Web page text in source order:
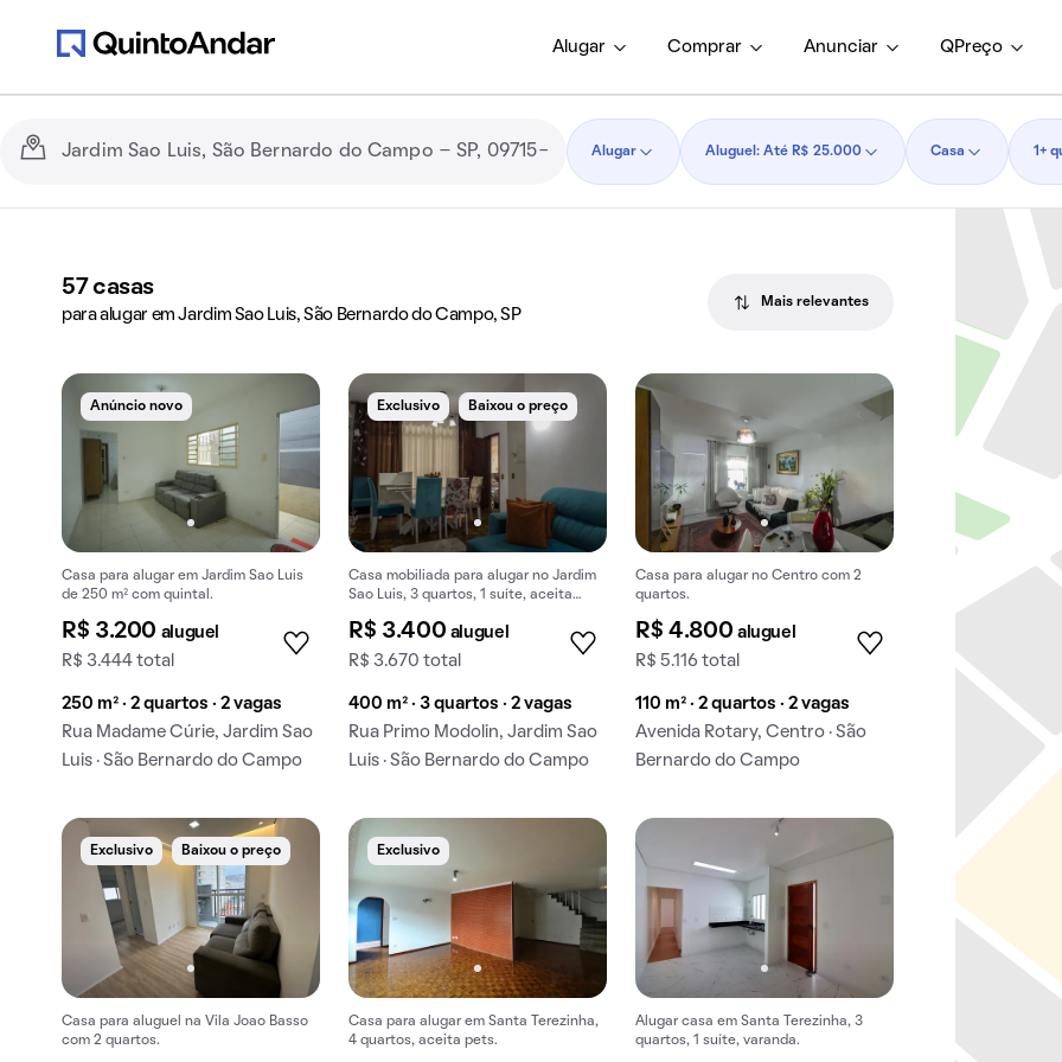
Alugar Comprar Anunciar QPreço
Alugar Aluguel: Até R$ 25.000 Casa 1+
57 casas
para alugar em Jardim Sao Luis, São Bernardo do Campo, SP
Mais relevantes
Anúncio novo
Casa para alugar em Jardim Sao Luis
de 250 m² com quintal.
R$ 3.200 aluguel
R$ 3.444 total
250 m² · 2 quartos · 2 vagas
Rua Madame Cúrie, Jardim Sao
Luis · São Bernardo do Campo
Exclusivo Baixou o preço
Casa mobiliada para alugar no Jardim
Sao Luis, 3 quartos, 1 suíte, aceita
R$ 3.400 aluguel
R$ 3.670 total
400 m² · 3 quartos · 2 vagas
Rua Primo Modolin, Jardim Sao
Luis · São Bernardo do Campo
Casa para alugar no Centro com 2
quartos.
R$ 4.800 aluguel
R$ 5.116 total
110 m² · 2 quartos · 2 vagas
Avenida Rotary, Centro · São
Bernardo do Campo
Exclusivo Baixou o preço
Casa para aluguel na Vila Joao Basso
com 2 quartos.
Exclusivo
Casa para alugar em Santa Terezinha,
4 quartos, aceita pets.
Alugar casa em Santa Terezinha, 3
quartos, 1 suíte, varanda.